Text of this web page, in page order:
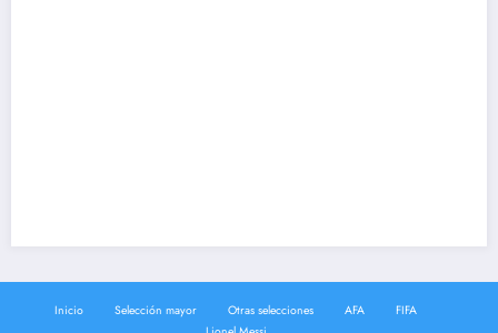
Inicio Selección mayor Otras selecciones AFA
FIFA